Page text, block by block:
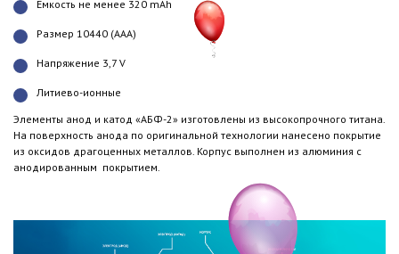
Емкость не менее 320 mAh
Размер 10440 (ААА)
Напряжение 3,7 V
Литиево-ионные
Элементы анод и катод «АБФ-2» изготовлены из высокопрочного титана.
На поверхность анода по оригинальной технологии нанесено покрытие
из оксидов драгоценных металлов. Корпус выполнен из алюминия с
анодированным покрытием.